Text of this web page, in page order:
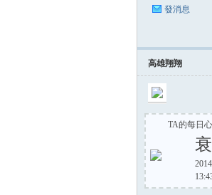
發消息
高雄翔翔
TA的每日
衰